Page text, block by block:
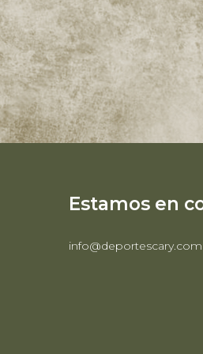
Estamos en
info@deportescary.com